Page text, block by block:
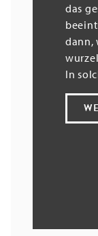
das
dann,
In